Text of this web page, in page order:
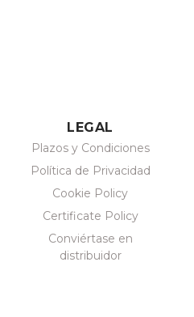
LEGAL
Plazos y Condiciones
Política de Privacidad
Cookie Policy
Certificate Policy
Conviértase en
distribuidor